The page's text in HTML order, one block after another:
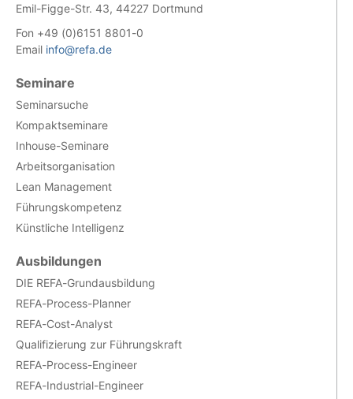
Emil-Figge-Str. 43, 44227 Dortmund
Fon +49 (0)6151 8801-0
Email info@refa.de
Seminare
Seminarsuche
Kompaktseminare
Inhouse-Seminare
Arbeitsorganisation
Lean Management
Führungskompetenz
Künstliche Intelligenz
Ausbildungen
DIE REFA-Grundausbildung
REFA-Process-Planner
REFA-Cost-Analyst
Qualifizierung zur Führungskraft
REFA-Process-Engineer
REFA-Industrial-Engineer